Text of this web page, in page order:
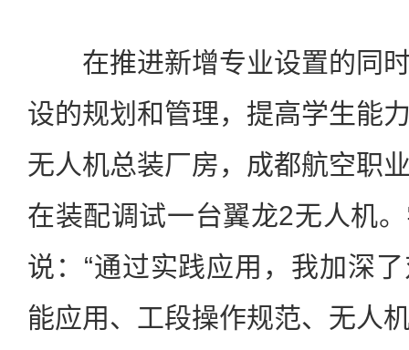
在推进新增专业设置的同时
设的规划和管理，提高学生能
无人机总装厂房，成都航空职
在装配调试一台翼龙2无人机
说：“通过实践应用，我加深
能应用、工段操作规范、无人